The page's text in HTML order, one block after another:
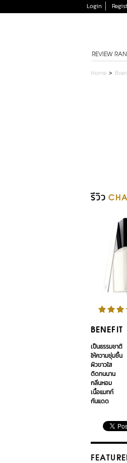
Login
REVIEW
Home >
รีวิว
BENEFIT
เป็นธรรมชาติ
ให้ความชุ่มชื้น
ผิวขาวใส
ติดทนนาน
กลิ่นหอม
เนื้อแมทท์
กันแดด